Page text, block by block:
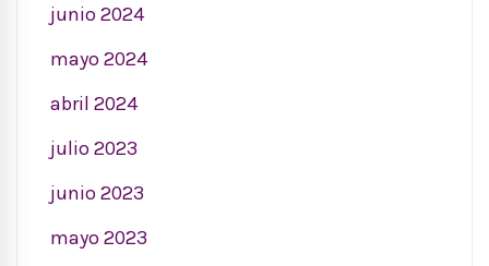
junio 2024
mayo 2024
abril 2024
julio 2023
junio 2023
mayo 2023